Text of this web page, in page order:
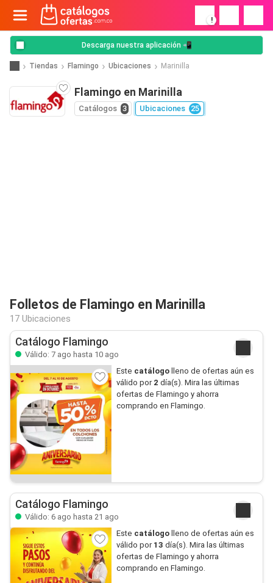
!
Descarga nuestra aplicación 📲
Tiendas Flamingo Ubicaciones Marinilla
Flamingo en Marinilla
Catálogos 3 Ubicaciones 25
Folletos de Flamingo en Marinilla
17 Ubicaciones
Catálogo Flamingo
Válido: 7 ago hasta 10 ago
Este catálogolleno de ofertas aún es
válido por 2 día(s). Mira las últimas
ofertas de Flamingo y ahorra
comprando en Flamingo.
Catálogo Flamingo
Válido: 6 ago hasta 21 ago
Este catálogolleno de ofertas aún es
válido por 13 día(s). Mira las últimas
ofertas de Flamingo y ahorra
comprando en Flamingo.